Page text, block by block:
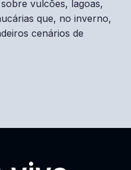
vulcões, lagoas,
que, no inverno,
cenários de